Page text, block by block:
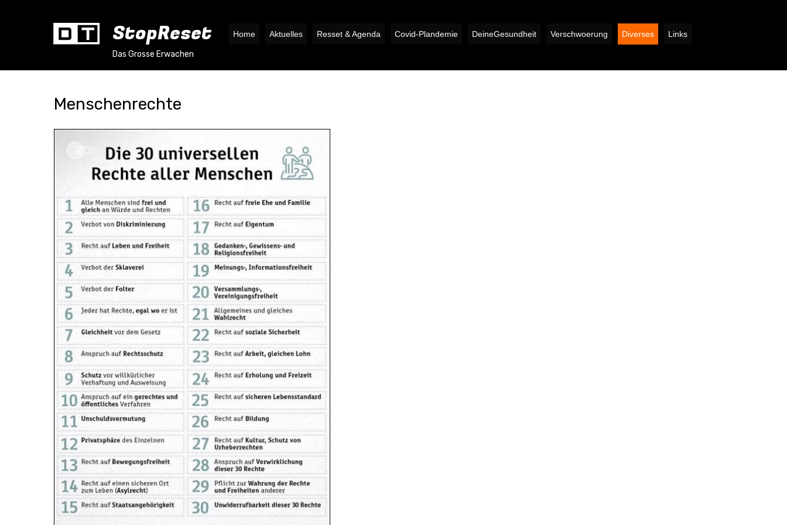
Das Grosse Erwachen
StopReset Home Aktuelles Resset & Agenda Covid-Plandemie DeineGesundheit Verschwoerung Diverses Links
Menschenrechte